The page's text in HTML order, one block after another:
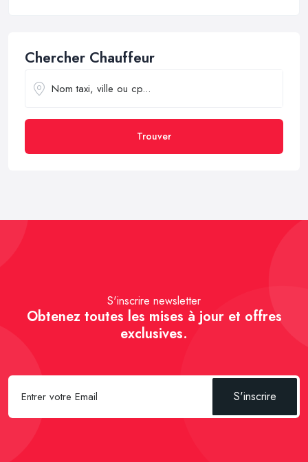
Chercher Chauffeur
Trouver
S'inscrire newsletter
Obtenez toutes les mises à jour et offres
exclusives.
S'inscrire